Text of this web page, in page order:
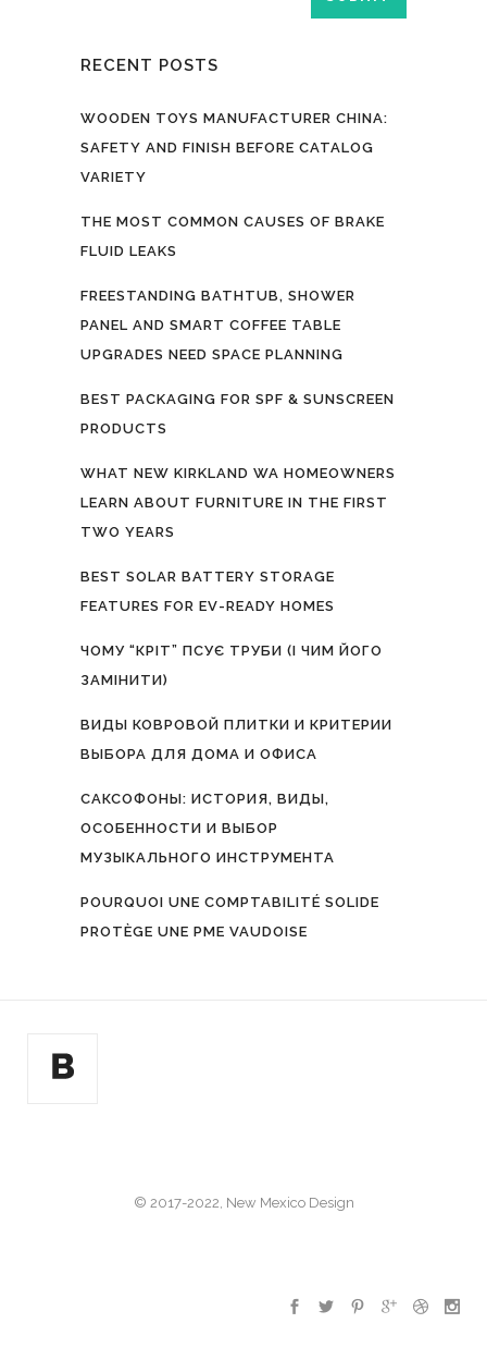
RECENT POSTS
WOODEN TOYS MANUFACTURER CHINA:
SAFETY AND FINISH BEFORE CATALOG
VARIETY
THE MOST COMMON CAUSES OF BRAKE
FLUID LEAKS
FREESTANDING BATHTUB, SHOWER
PANEL AND SMART COFFEE TABLE
UPGRADES NEED SPACE PLANNING
BEST PACKAGING FOR SPF & SUNSCREEN
PRODUCTS
WHAT NEW KIRKLAND WA HOMEOWNERS
LEARN ABOUT FURNITURE IN THE FIRST
TWO YEARS
BEST SOLAR BATTERY STORAGE
FEATURES FOR EV-READY HOMES
ЧОМУ “КРІТ” ПСУЄ ТРУБИ (І ЧИМ ЙОГО
ЗАМІНИТИ)
ВИДЫ КОВРОВОЙ ПЛИТКИ И КРИТЕРИИ
ВЫБОРА ДЛЯ ДОМА И ОФИСА
САКСОФОНЫ: ИСТОРИЯ, ВИДЫ,
ОСОБЕННОСТИ И ВЫБОР
МУЗЫКАЛЬНОГО ИНСТРУМЕНТА
POURQUOI UNE COMPTABILITÉ SOLIDE
PROTÈGE UNE PME VAUDOISE
© 2017-2022, New Mexico Design